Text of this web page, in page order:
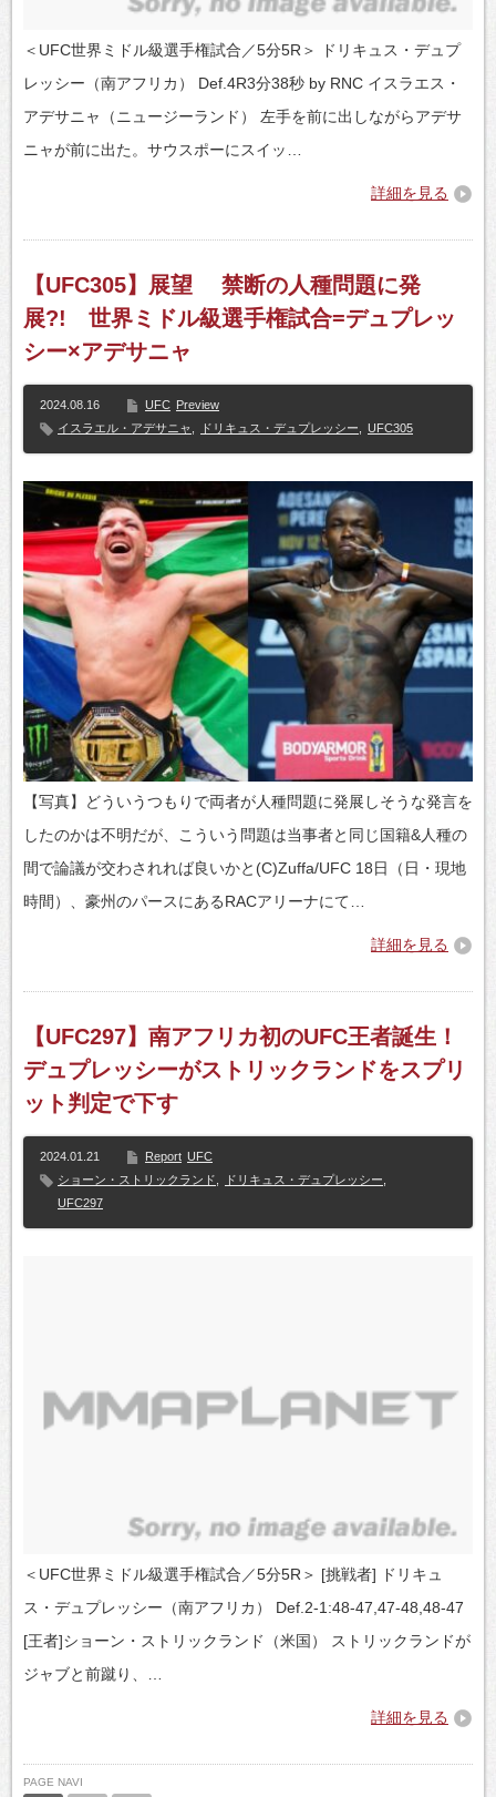
＜UFC世界ミドル級選手権試合／5分5R＞ ドリキュス・デュプ
レッシー（南アフリカ） Def.4R3分38秒 by RNC イスラエス・
アデサニャ（ニュージーランド） 左手を前に出しながらアデサ
ニャが前に出た。サウスポーにスイッ…
詳細を見る
【UFC305】展望 禁断の人種問題に発
展?! 世界ミドル級選手権試合=デュプレッ
シー×アデサニャ
2024.08.16 UFC Preview
イスラエル・アデサニャ
ドリキュス・デュプレッシー UFC305
【写真】どういうつもりで両者が人種問題に発展しそうな発言を
したのかは不明だが、こういう問題は当事者と同じ国籍&人種の
間で論議が交わされれば良いかと(C)Zuffa/UFC 18日（日・現地
時間）、豪州のパースにあるRACアリーナにて…
詳細を見る
【UFC297】南アフリカ初のUFC王者誕生！
デュプレッシーがストリックランドをスプリ
ット判定で下す
2024.01.21 Report UFC
ショーン・ストリックランド
ドリキュス・デュプレッシー
UFC297
＜UFC世界ミドル級選手権試合／5分5R＞ [挑戦者] ドリキュ
ス・デュプレッシー（南アフリカ） Def.2-1:48-47,47-48,48-47
[王者]ショーン・ストリックランド（米国） ストリックランドが
ジャブと前蹴り、…
詳細を見る
PAGE NAVI